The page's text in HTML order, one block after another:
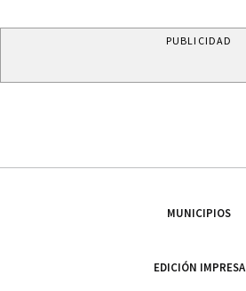
PUBLICIDAD
MUNICIPIOS
EDICIÓN IMPRESA